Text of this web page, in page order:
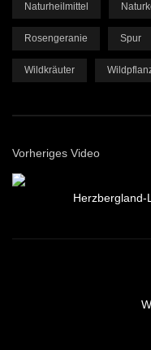
Naturheilmittel
Rosengeranie Spur
Wildkräuter
Vorheriges Video
Herzbergland-